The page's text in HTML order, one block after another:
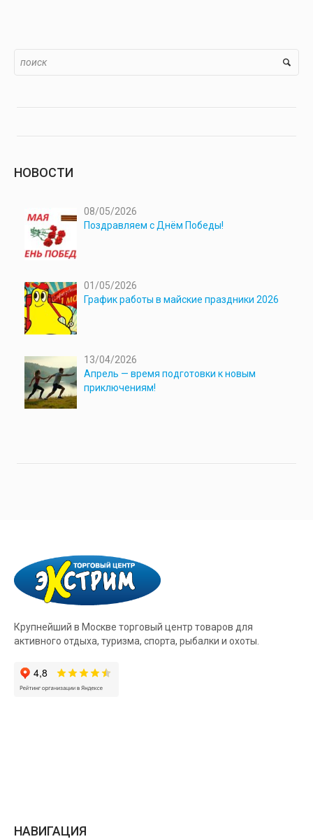
НОВОСТИ
08/05/2026
Поздравляем с Днём Победы!
01/05/2026
График работы в майские праздники 2026
13/04/2026
Апрель — время подготовки к новым
приключениям!
Крупнейший в Москве торговый центр товаров для
активного отдыха, туризма, спорта, рыбалки и охоты.
НАВИГАЦИЯ